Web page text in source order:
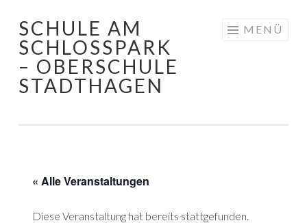
Springe
zum
Inhalt
SCHULE AM
SCHLOSSPARK
– OBERSCHULE
STADTHAGEN
MENÜ
« Alle Veranstaltungen
Diese Veranstaltung hat bereits stattgefunden.